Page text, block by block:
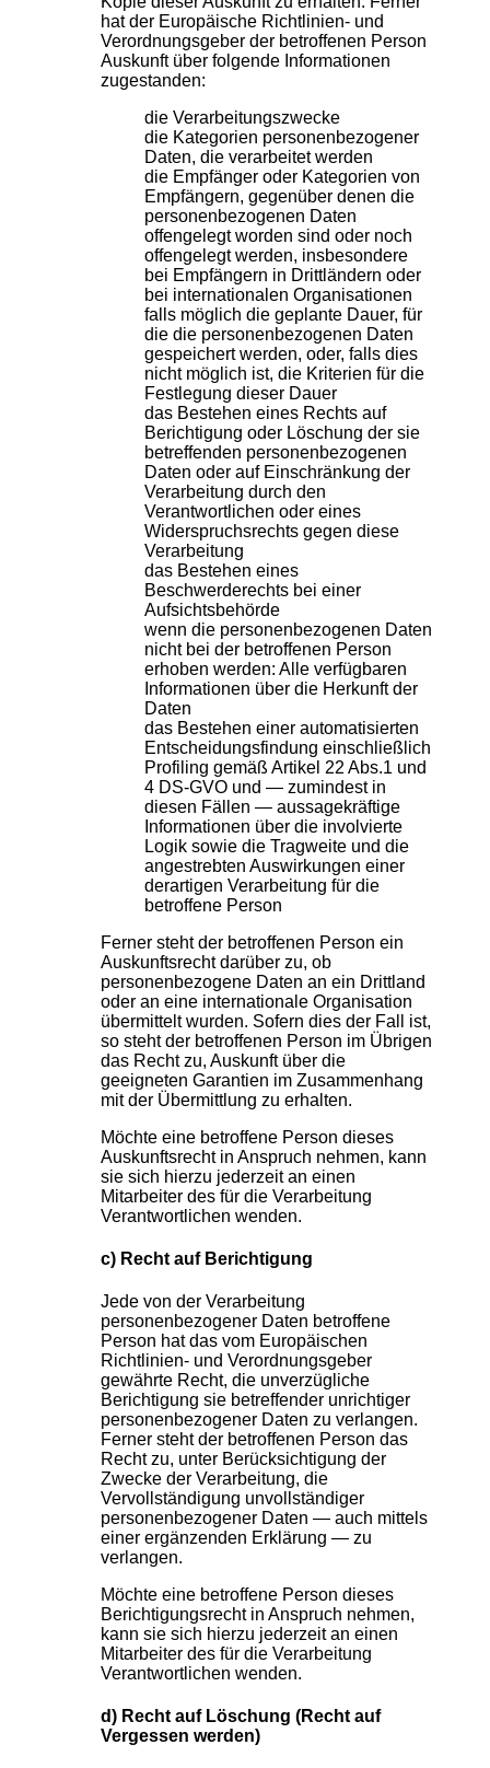
hat der Europäische Richtlinien- und
Verordnungsgeber der betroffenen Person
Auskunft über folgende Informationen
zugestanden:
die Verarbeitungszwecke
die Kategorien personenbezogener
Daten, die verarbeitet werden
die Empfänger oder Kategorien von
Empfängern, gegenüber denen die
personenbezogenen Daten
offengelegt worden sind oder noch
offengelegt werden, insbesondere
bei Empfängern in Drittländern oder
bei internationalen Organisationen
falls möglich die geplante Dauer, für
die die personenbezogenen Daten
gespeichert werden, oder, falls dies
nicht möglich ist, die Kriterien für die
Festlegung dieser Dauer
das Bestehen eines Rechts auf
Berichtigung oder Löschung der sie
betreffenden personenbezogenen
Daten oder auf Einschränkung der
Verarbeitung durch den
Verantwortlichen oder eines
Widerspruchsrechts gegen diese
Verarbeitung
das Bestehen eines
Beschwerderechts bei einer
Aufsichtsbehörde
wenn die personenbezogenen Daten
nicht bei der betroffenen Person
erhoben werden: Alle verfügbaren
Informationen über die Herkunft der
Daten
das Bestehen einer automatisierten
Entscheidungsfindung einschließlich
Profiling gemäß Artikel 22 Abs.1 und
4 DS-GVO und — zumindest in
diesen Fällen — aussagekräftige
Informationen über die involvierte
Logik sowie die Tragweite und die
angestrebten Auswirkungen einer
derartigen Verarbeitung für die
betroffene Person
Ferner steht der betroffenen Person ein
Auskunftsrecht darüber zu, ob
personenbezogene Daten an ein Drittland
oder an eine internationale Organisation
übermittelt wurden. Sofern dies der Fall ist,
so steht der betroffenen Person im Übrigen
das Recht zu, Auskunft über die
geeigneten Garantien im Zusammenhang
mit der Übermittlung zu erhalten.
Möchte eine betroffene Person dieses
Auskunftsrecht in Anspruch nehmen, kann
sie sich hierzu jederzeit an einen
Mitarbeiter des für die Verarbeitung
Verantwortlichen wenden.
c) Recht auf Berichtigung
Jede von der Verarbeitung
personenbezogener Daten betroffene
Person hat das vom Europäischen
Richtlinien- und Verordnungsgeber
gewährte Recht, die unverzügliche
Berichtigung sie betreffender unrichtiger
personenbezogener Daten zu verlangen.
Ferner steht der betroffenen Person das
Recht zu, unter Berücksichtigung der
Zwecke der Verarbeitung, die
Vervollständigung unvollständiger
personenbezogener Daten — auch mittels
einer ergänzenden Erklärung — zu
verlangen.
Möchte eine betroffene Person dieses
Berichtigungsrecht in Anspruch nehmen,
kann sie sich hierzu jederzeit an einen
Mitarbeiter des für die Verarbeitung
Verantwortlichen wenden.
d) Recht auf Löschung (Recht auf
Vergessen werden)